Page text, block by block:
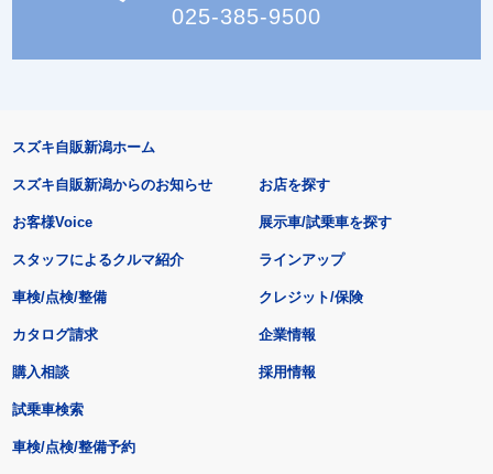
025-385-9500
スズキ自販新潟ホーム
スズキ自販新潟からのお知らせ
お客様Voice
スタッフによるクルマ紹介
お店を探す
展示車/試乗車を探す
ラインアップ
車検/点検/整備 クレジット/保険
カタログ請求
購入相談
試乗車検索
車検/点検/整備予約
企業情報
採用情報